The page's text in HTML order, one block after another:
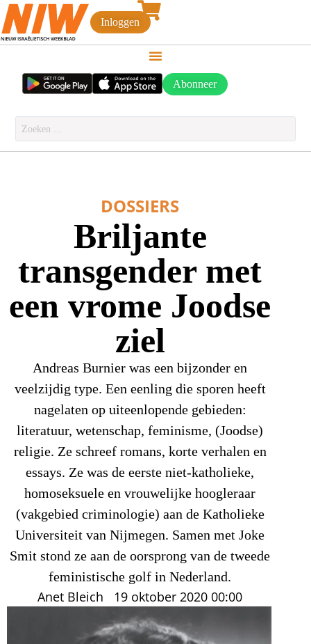
Inloggen
Abonneer
DOSSIERS
Briljante
transgender met
een vrome Joodse
ziel
Andreas Burnier was een bijzonder en
veelzijdig type. Een eenling die sporen heeft
nagelaten op uiteenlopende gebieden:
literatuur, wetenschap, feminisme, (Joodse)
religie. Ze schreef romans, korte verhalen en
essays. Ze was de eerste niet-katholieke,
homoseksuele en vrouwelijke hoogleraar
(vakgebied criminologie) aan de Katholieke
Universiteit van Nijmegen. Samen met Joke
Smit stond ze aan de oorsprong van de tweede
feministische golf in Nederland.
Anet Bleich 19 oktober 2020 00:00